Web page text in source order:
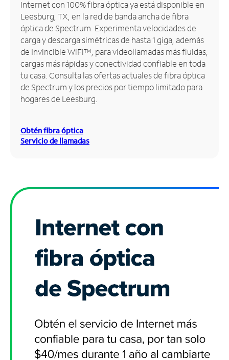
Administrar
cuenta
Encuentra
una
tienda
Internet con 100% fibra óptica ya está disponible en
Leesburg, TX, en la red de banda ancha de fibra
óptica de Spectrum. Experimenta velocidades de
carga y descarga simétricas de hasta 1 giga, además
de Invincible WiFi™, para videollamadas más fluidas,
cargas más rápidas y conectividad confiable en toda
tu casa. Consulta las ofertas actuales de fibra óptica
de Spectrum y los precios por tiempo limitado para
hogares de Leesburg.
Obtén fibra óptica
Servicio de llamadas